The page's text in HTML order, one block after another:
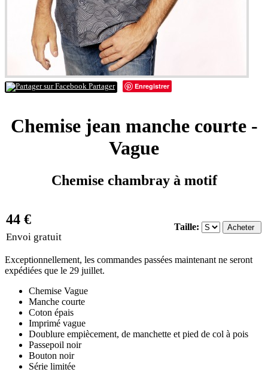
Partager Enregistrer
Chemise jean manche courte -
Vague
Chemise chambray à motif
44 €
Envoi gratuit
Taille:
Exceptionnellement, les commandes passées maintenant ne seront
expédiées que le 29 juillet.
Chemise Vague
Manche courte
Coton épais
Imprimé vague
Doublure empiècement, de manchette et pied de col à pois
Passepoil noir
Bouton noir
Série limitée